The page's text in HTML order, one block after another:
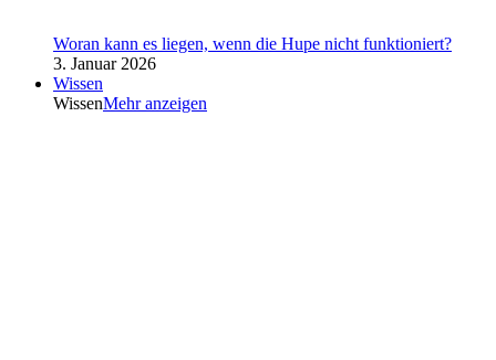
Woran kann es liegen, wenn die Hupe nicht funktioniert?
3. Januar 2026
Wissen
WissenMehr anzeigen